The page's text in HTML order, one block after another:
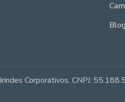
Blog
Corporativos. CNPJ: